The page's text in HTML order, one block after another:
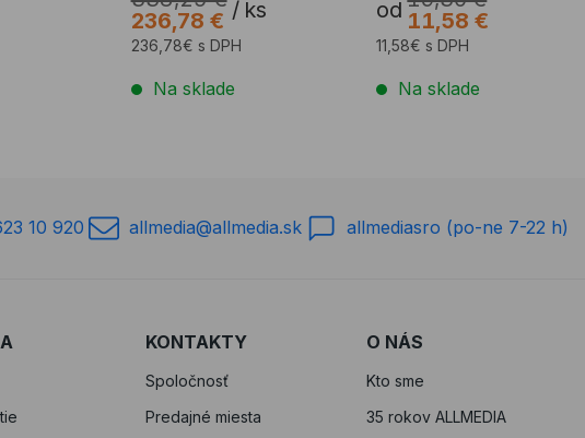
236,78 € / ks
236,78€ s DPH
Na sklade
od 11,58 €
11,58€ s DPH
Na sklade
10 920 allmedia@allmedia.sk allmediasro (po-ne 7-22 h)
KONTAKTY
Spoločnosť
Predajné miesta
O NÁS
Kto sme
35 rokov ALLMEDIA